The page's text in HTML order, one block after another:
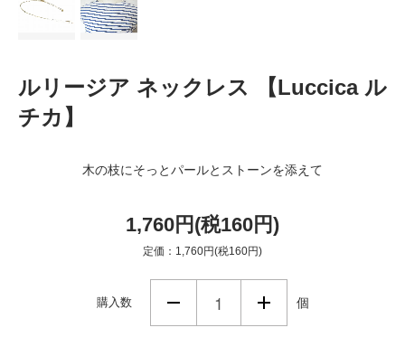
ルリージア ネックレス 【Luccica ル
チカ】
木の枝にそっとパールとストーンを添えて
1,760円(税160円)
定価：1,760円(税160円)
購入数 個